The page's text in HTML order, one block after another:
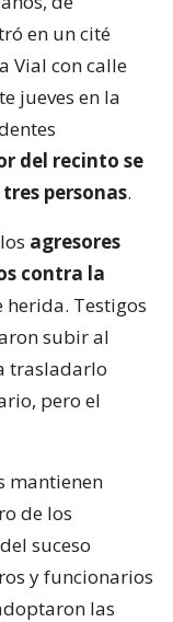
en un cité
Vial con calle
jueves en la
del recinto se
personas.
agresores
contra la
herida. Testigos
subir al
trasladarlo
pero el
mantienen
de los
suceso
y funcionarios
las